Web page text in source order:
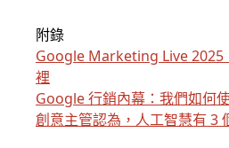
附錄
Google Marketing Live 2025
裡
Google 行銷內幕：我們如何
創意主管認為，人工智慧有 3